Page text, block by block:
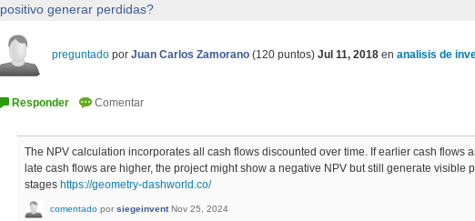
positivo generar perdidas?
preguntado por Juan Carlos Zamorano (120 puntos) Jul 11, 2018 en analisis de
The NPV calculation incorporates all cash flows discounted over time. If earlier cash flows
late cash flows are higher, the project might show a negative NPV but still generate visible
stages https://geometry-dashworld.co/
comentado por siegeinvent Nov 25, 2024